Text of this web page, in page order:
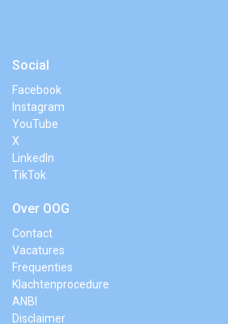
Social
Facebook
Instagram
YouTube
X
LinkedIn
TikTok
Over OOG
Contact
Vacatures
Frequenties
Klachtenprocedure
ANBI
Disclaimer